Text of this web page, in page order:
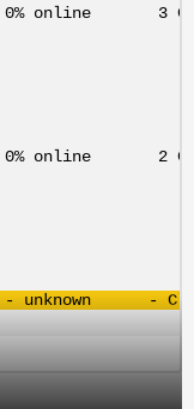
online 3
0% online
-